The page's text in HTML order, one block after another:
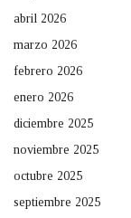
abril 2026
marzo 2026
febrero 2026
enero 2026
diciembre 2025
noviembre 2025
octubre 2025
septiembre 2025